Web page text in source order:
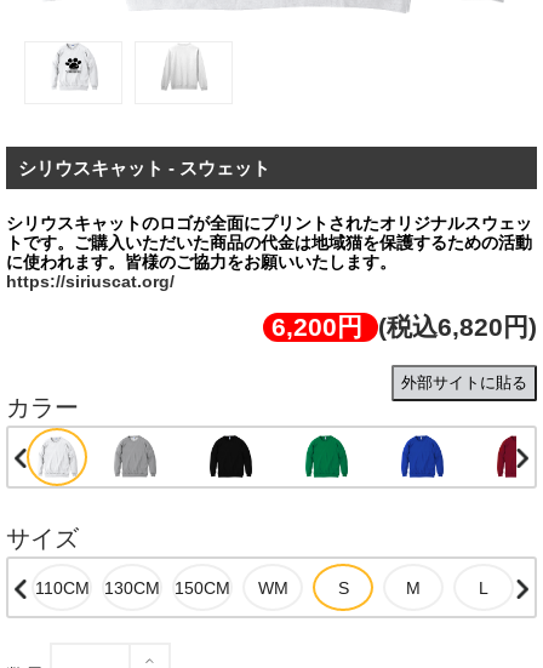
シリウスキャット - スウェット
シリウスキャットのロゴが全面にプリントされたオリジナルスウェッ
トです。ご購⼊いただいた商品の代金は地域猫を保護するための活動
https://siriuscat.org/
6,200円 (税込6,820円)
外部サイトに貼る
カラー
サイズ